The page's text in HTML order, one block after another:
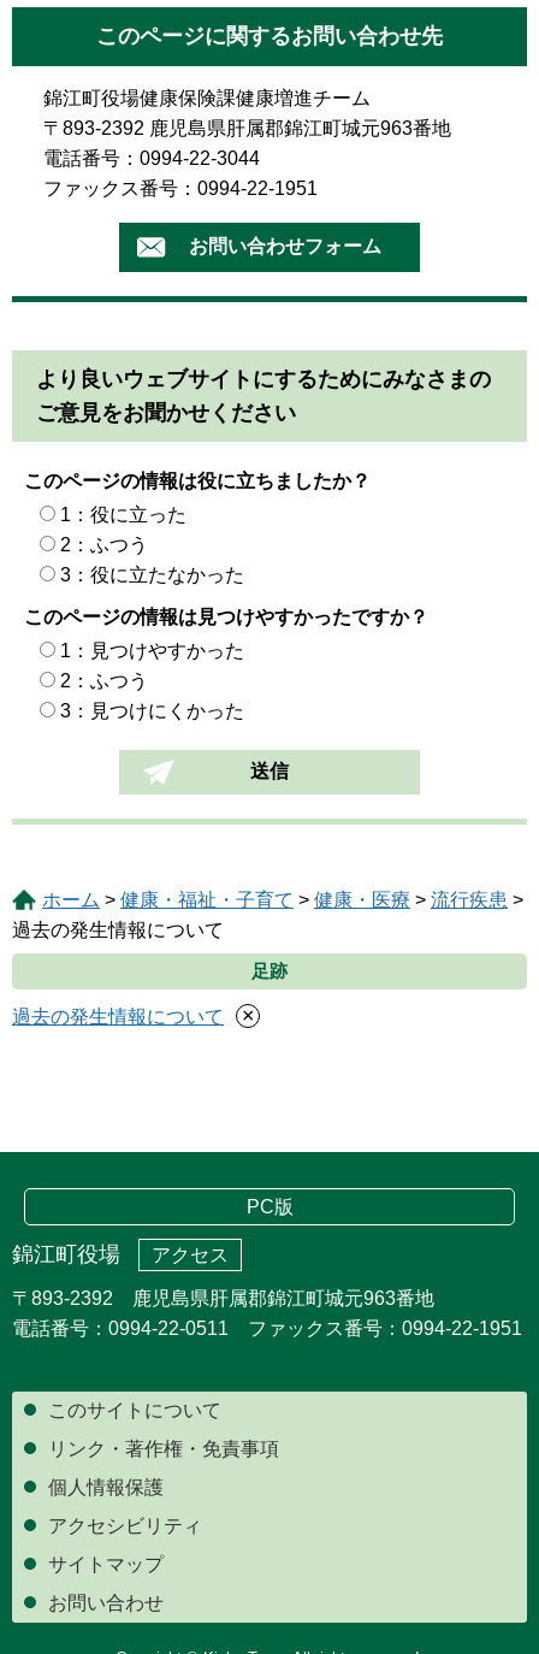
このページに関するお問い合わせ先
錦江町役場健康保険課健康増進チーム
〒893-2392 鹿児島県肝属郡錦江町城元963番地
電話番号：0994-22-3044
ファックス番号：0994-22-1951
より良いウェブサイトにするためにみなさまの
ご意見をお聞かせください
このページの情報は役に立ちましたか？
1：役に立った
2：ふつう
3：役に立たなかった
このページの情報は見つけやすかったですか？
1：見つけやすかった
2：ふつう
3：見つけにくかった
ホーム > 健康・福祉・子育て > 健康・医療 > 流行疾患 >
過去の発生情報について
足跡
過去の発生情報について ×
PC版
錦江町役場 アクセス
〒893-2392 鹿児島県肝属郡錦江町城元963番地
電話番号：0994-22-0511 ファックス番号：0994-22-1951
このサイトについて
リンク・著作権・免責事項
個人情報保護
アクセシビリティ
サイトマップ
お問い合わせ